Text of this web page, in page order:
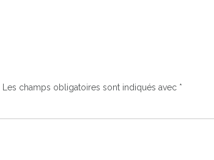
Les champs obligatoires sont indiqués avec *